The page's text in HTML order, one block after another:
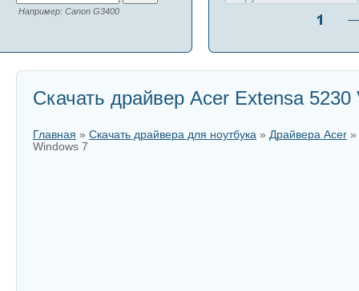
Например: Canon G3400
Скачать драйвер Acer Extensa
Главная » Скачать драйвера для ноутбука » Драйвера Acer »
Windows 7